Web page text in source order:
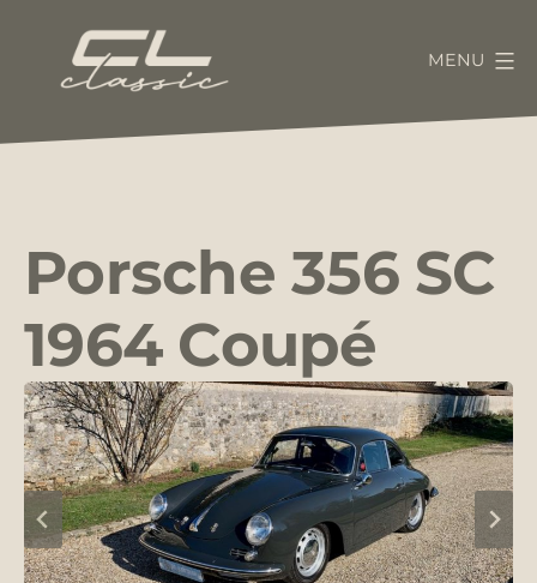
contenu
Classic
MENU
Porsche 356 SC
1964 Coupé